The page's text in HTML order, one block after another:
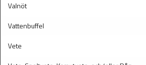
Valnöt
Vattenbuffel
Vete